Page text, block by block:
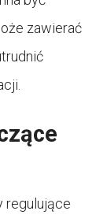
zawierać
regulujące